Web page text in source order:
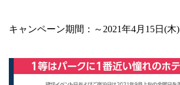
キャンペーン期間：～2021年4月15日(木)